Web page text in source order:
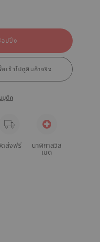
อปปิ้ง
เข้าไปดูสินค้าจริง
บูติก
ส่งฟรี นาฬิกาสวิส
เมด